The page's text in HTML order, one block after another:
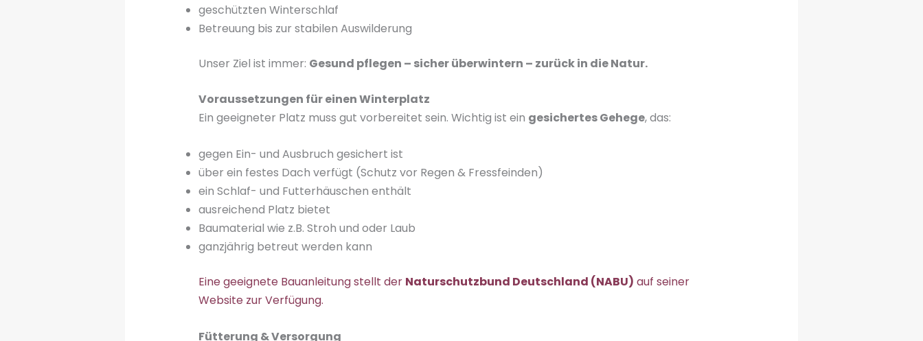
geschützten Winterschlaf
Betreuung bis zur stabilen Auswilderung
Unser Ziel ist immer: Gesund pflegen – sicher überwintern – zurück in die Natur.
Voraussetzungen für einen Winterplatz
Ein geeigneter Platz muss gut vorbereitet sein. Wichtig ist ein gesichertes Gehege, das:
gegen Ein- und Ausbruch gesichert ist
über ein festes Dach verfügt (Schutz vor Regen & Fressfeinden)
ein Schlaf- und Futterhäuschen enthält
ausreichend Platz bietet
Baumaterial wie z.B. Stroh und oder Laub
ganzjährig betreut werden kann
Eine geeignete Bauanleitung stellt der Naturschutzbund Deutschland (NABU) auf seiner
Website zur Verfügung.
Fütterung & Versorgung